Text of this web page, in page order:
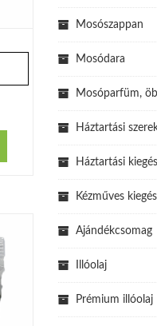
Mosószappan
Mosódara
Mosóparfüm,
Háztartási
Háztartási
Kézműves
Ajándékcsomag
Illóolaj
Prémium illóolaj